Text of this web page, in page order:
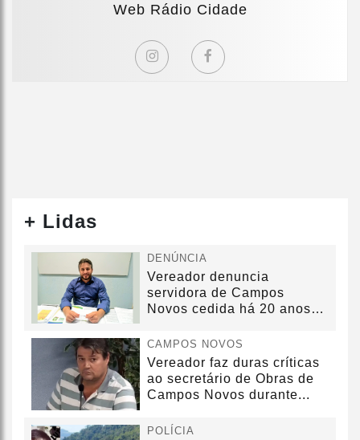
Web Rádio Cidade
+ Lidas
DENÚNCIA
Vereador denuncia
servidora de Campos
Novos cedida há 20 anos
CAMPOS NOVOS
Vereador faz duras críticas
ao secretário de Obras de
Campos Novos durante...
POLÍCIA